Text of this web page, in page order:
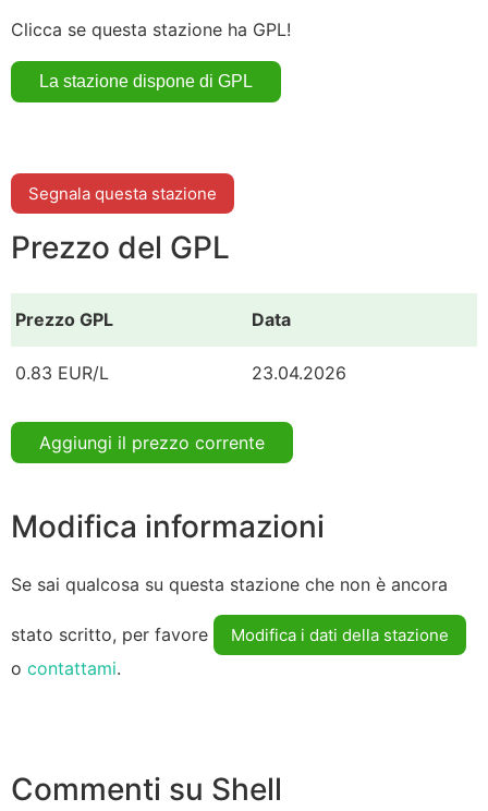
Clicca se questa stazione ha GPL!
Segnala questa stazione
Prezzo del GPL
Prezzo GPL Data
0.83 EUR/L 23.04.2026
Aggiungi il prezzo corrente
Modifica informazioni
Se sai qualcosa su questa stazione che non è ancora
stato scritto, per favore Modifica i dati della stazione
o contattami.
Commenti su Shell